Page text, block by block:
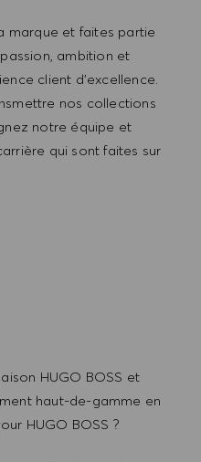
marque et faites partie
ambition et
client d'excellence.
nos collections
notre équipe et
qui sont faites sur
HUGO BOSS et
haut-de-gamme en
HUGO BOSS ?